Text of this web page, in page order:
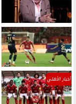
أخبار الأهلي